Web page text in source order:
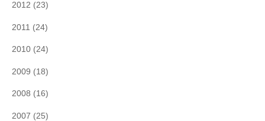
2012 (23)
2011 (24)
2010 (24)
2009 (18)
2008 (16)
2007 (25)